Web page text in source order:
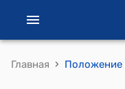
Главная ›